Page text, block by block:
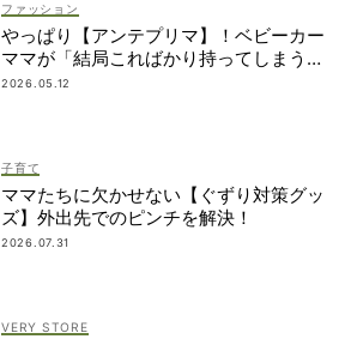
ファッション
やっぱり【アンテプリマ】！ベビーカー
ママが「結局こればかり持ってしまう」
納得の理由
2026.05.12
子育て
ママたちに欠かせない【ぐずり対策グッ
ズ】外出先でのピンチを解決！
2026.07.31
VERY STORE